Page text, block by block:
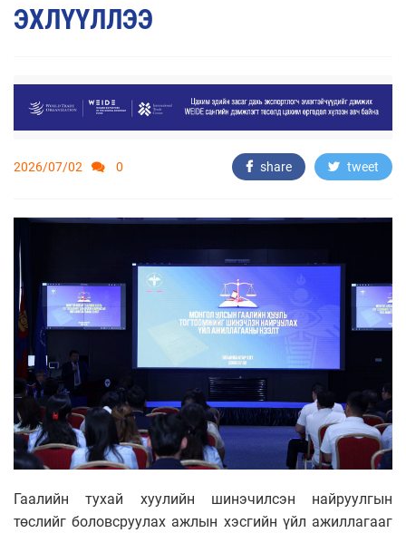
ЭХЛҮҮЛЛЭЭ
2026/07/02 0 share tweet
Гаалийн тухай хуулийн шинэчилсэн найруулгын
төслийг боловсруулах ажлын хэсгийн үйл ажиллагааг